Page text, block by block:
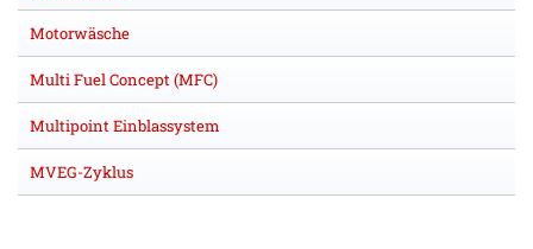
Motorwäsche
Multi Fuel Concept (MFC)
Multipoint Einblassystem
MVEG-Zyklus